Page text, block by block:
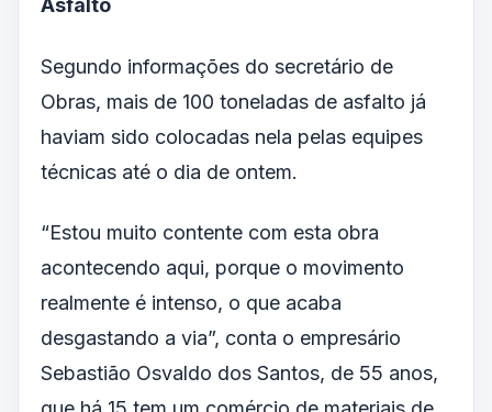
Asfalto
Segundo informações do secretário de
Obras, mais de 100 toneladas de asfalto já
haviam sido colocadas nela pelas equipes
técnicas até o dia de ontem.
“Estou muito contente com esta obra
acontecendo aqui, porque o movimento
realmente é intenso, o que acaba
desgastando a via”, conta o empresário
Sebastião Osvaldo dos Santos, de 55 anos,